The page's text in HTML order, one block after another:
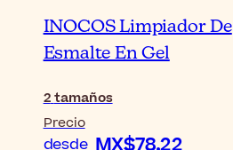
INOCOS Limpiador De
Esmalte En Gel
2 tamaños
Precio
desde